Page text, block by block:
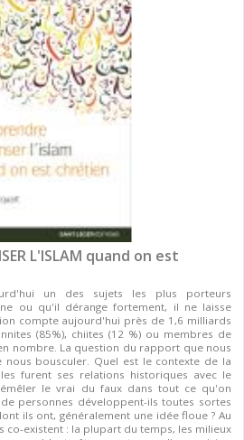
L'ISLAM quand on est
un des sujets les plus porteurs
ou qu'il dérange fortement, il ne laisse
compte aujourd'hui près de 1,6 milliards
(85%), chiites (12 %) ou membres de
nombre. La question du rapport que nous
bousculer. Quel est le contexte de la
furent ses relations historiques avec le
le vrai du faux dans tout ce qu'on
personnes développent-ils toutes sortes
ils ont, généralement une idée floue ? Au
co-existent : la plupart du temps, les milieux